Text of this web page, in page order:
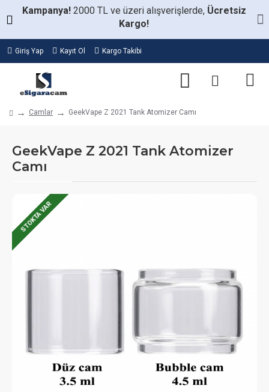
Kampanya! 2000 TL ve üzeri alışverişlerde, Ücretsiz
Kargo!
Giriş Yap Kayıt Ol Kargo Takibi
Camlar GeekVape Z 2021 Tank Atomizer Camı
GeekVape Z 2021 Tank Atomizer
Camı
STOKTA VAR